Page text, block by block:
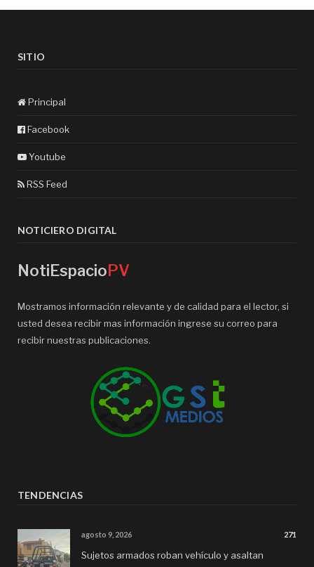
SITIO
Principal
Facebook
Youtube
RSS Feed
NOTICIERO DIGITAL
NotiEspacio PV
Mostramos información relevante y de calidad para el lector, si
usted desea recibir mas información ingrese su correo para
recibir nuestras publicaciones.
TENDENCIAS
agosto 9, 2026 271
Sujetos armados roban vehículo y asaltan